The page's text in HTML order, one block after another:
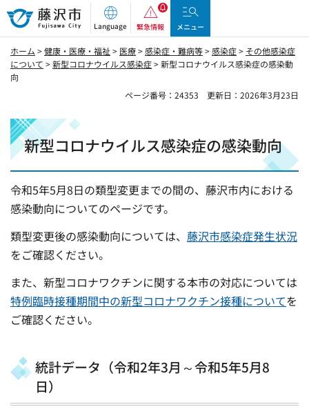
藤沢市
Language 緊急情報 メニュー
ホーム >健康・医療・福祉> 医療>感染症・難病等>感染症> その他感染症
について >新型コロナウイルス感染症> 新型コロナウイルス感染症の感染動
向
ページ番号：24353
更新日：2026年3月23日
新型コロナウイルス感染症の感染動向
令和5年5月8日の類型変更までの間の、藤沢市内における
感染動向についてのページです。
類型変更後の感染動向については、 藤沢市感染症発生状況
をご確認ください。
また、新型コロナワクチンに関する本市の対応については
特例臨時接種期間中の新型コロナワクチン接種についてを
ご確認ください。
統計データ（令和2年3月～令和5年5月8
日）